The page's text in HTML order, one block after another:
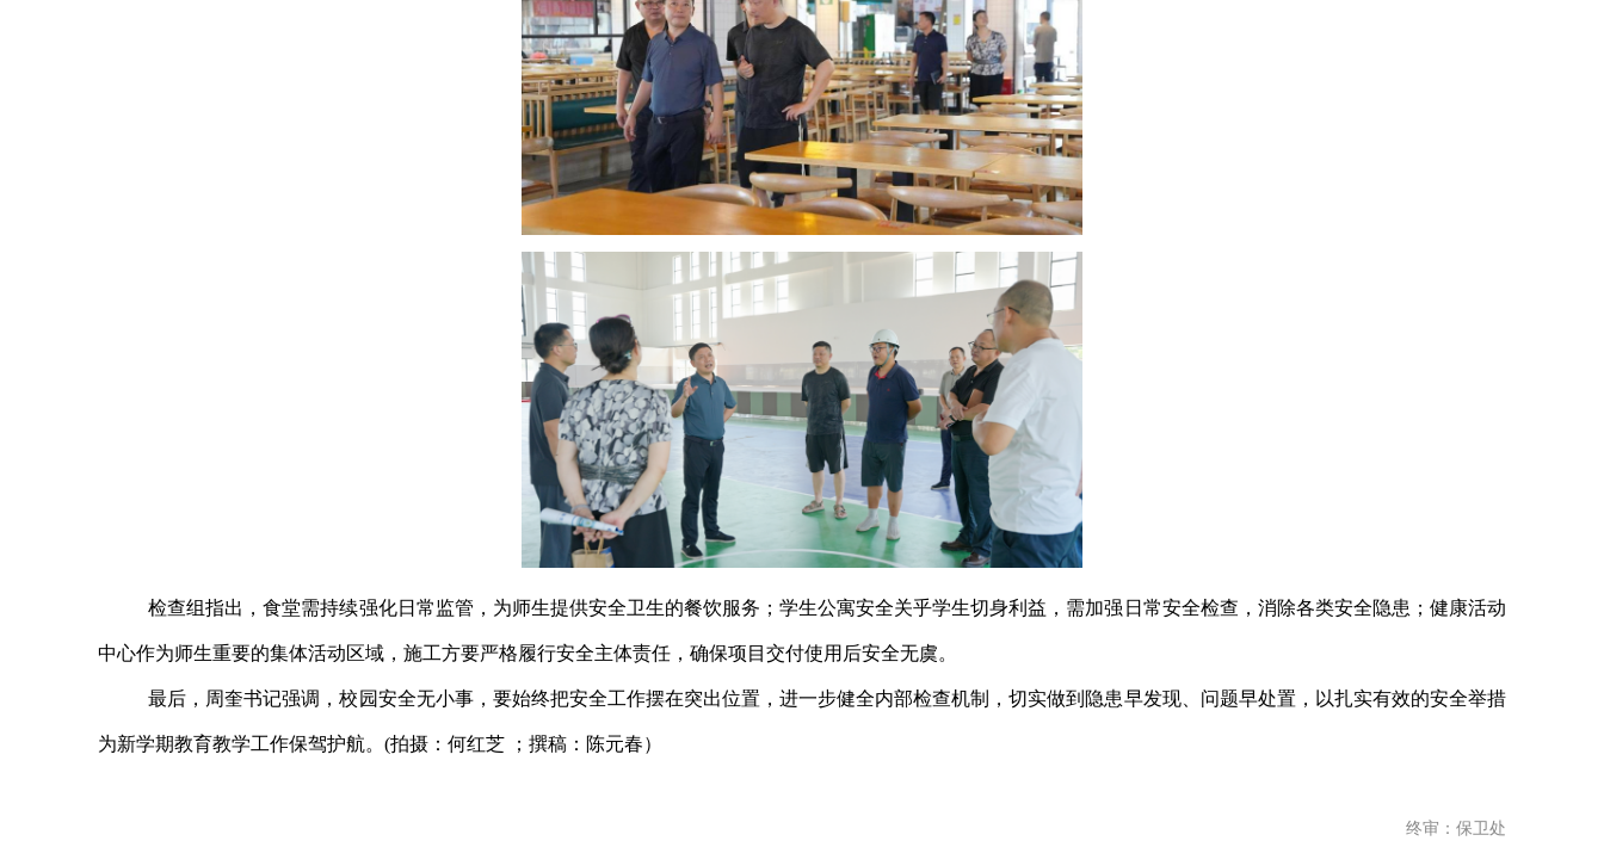
检查组指出，食堂需持续强化日常监管，为师生提供安全卫生的餐饮服务；学生公寓安全关乎学生切身利益，需加强日常安全检查，消除各类安全隐患；健康活动
中心作为师生重要的集体活动区域，施工方要严格履行安全主体责任，确保项目交付使用后安全无虞。
最后，周奎书记强调，校园安全无小事，要始终把安全工作摆在突出位置，进一步健全内部检查机制，切实做到隐患早发现、问题早处置，以扎实有效的安全举措
为新学期教育教学工作保驾护航。(拍摄：何红芝 ；撰稿：陈元春）
终审：保卫处